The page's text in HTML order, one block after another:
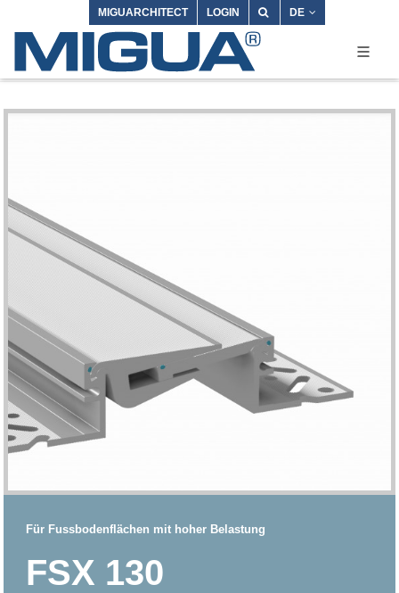
MIGUARCHITECT LOGIN DE
Für Fussbodenflächen mit hoher Belastung
FSX 130